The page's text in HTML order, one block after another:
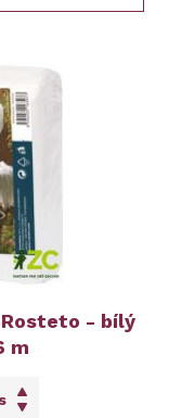
- bílý
m